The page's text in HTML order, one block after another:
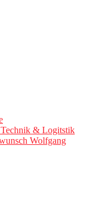
Technik & Logitstik
Wolfgang